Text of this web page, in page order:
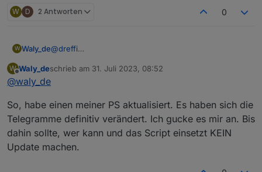
Das gleiche Verhalten habe ich gestern auch schon
Keine große Sache, eher ein Schönheitsfehler.
W D 2 Antworten 0
W Waly_de@dreffi
Telegramme. Aber ohne einen ausführlichen
komm ich da nicht weiter.
Deine Schwankungen oben könnten damit zu tun
Du bitte mal überprüfen, ob er sich innerhalb von 30
Sekunden nach der Anpassung der AC-Leistung
W
Offline
Waly_deschrieb am 31. Juli 2023, 08:52
zuletzt editiert von
@waly_de
So, habe einen meiner PS aktualisiert. Es haben sich die
Telegramme definitiv verändert. Ich gucke es mir an. Bis
dahin sollte, wer kann und das Script einsetzt KEIN
Update machen.